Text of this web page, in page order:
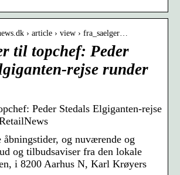
› article › view › fra_saelger…
til topchef: Peder
rejse runder
Peder Stedals Elgiganten-rejse
åbningstider, og nuværende og
og tilbudsaviser fra den lokale
i 8200 Aarhus N, Karl Krøyers